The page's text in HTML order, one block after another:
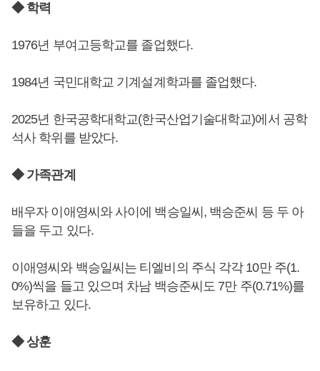
◆ 학력
1976년 부여고등학교를 졸업했다.
1984년 국민대학교 기계설계학과를 졸업했다.
2025년 한국공학대학교(한국산업기술대학교)에서 공학
석사 학위를 받았다.
◆ 가족관계
배우자 이애영씨와 사이에 백승일씨, 백승준씨 등 두 아
들을 두고 있다.
이애영씨와 백승일씨는 티엘비의 주식 각각 10만 주(1.
0%)씩을 들고 있으며 차남 백승준씨도 7만 주(0.71%)를
보유하고 있다.
◆ 상훈